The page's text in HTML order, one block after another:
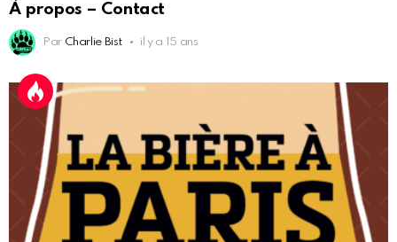
À propos – Contact
Par Charlie Bist il y a 15 ans